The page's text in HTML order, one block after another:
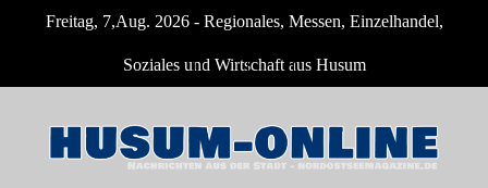
Freitag, 7,Aug. 2026 - Regionales, Messen, Einzelhandel,
Soziales und Wirtschaft aus Husum